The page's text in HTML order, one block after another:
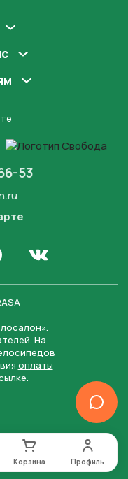
53
в WhatsApp
Перейти во
На
оплаты
Корзина Профиль
вы даете
и